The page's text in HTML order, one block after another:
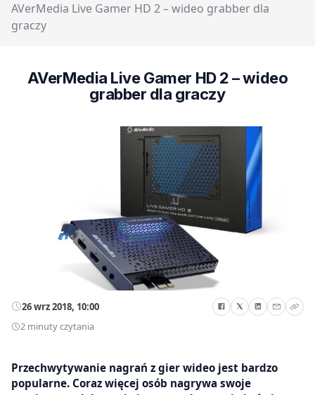
AVerMedia Live Gamer HD 2 – wideo grabber dla
graczy
AVerMedia Live Gamer HD 2 – wideo
grabber dla graczy
26 wrz 2018, 10:00
2 minuty czytania
Przechwytywanie nagrań z gier wideo jest bardzo
popularne. Coraz więcej osób nagrywa swoje